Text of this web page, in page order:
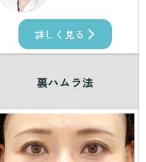
詳しく見る
裏ハムラ法